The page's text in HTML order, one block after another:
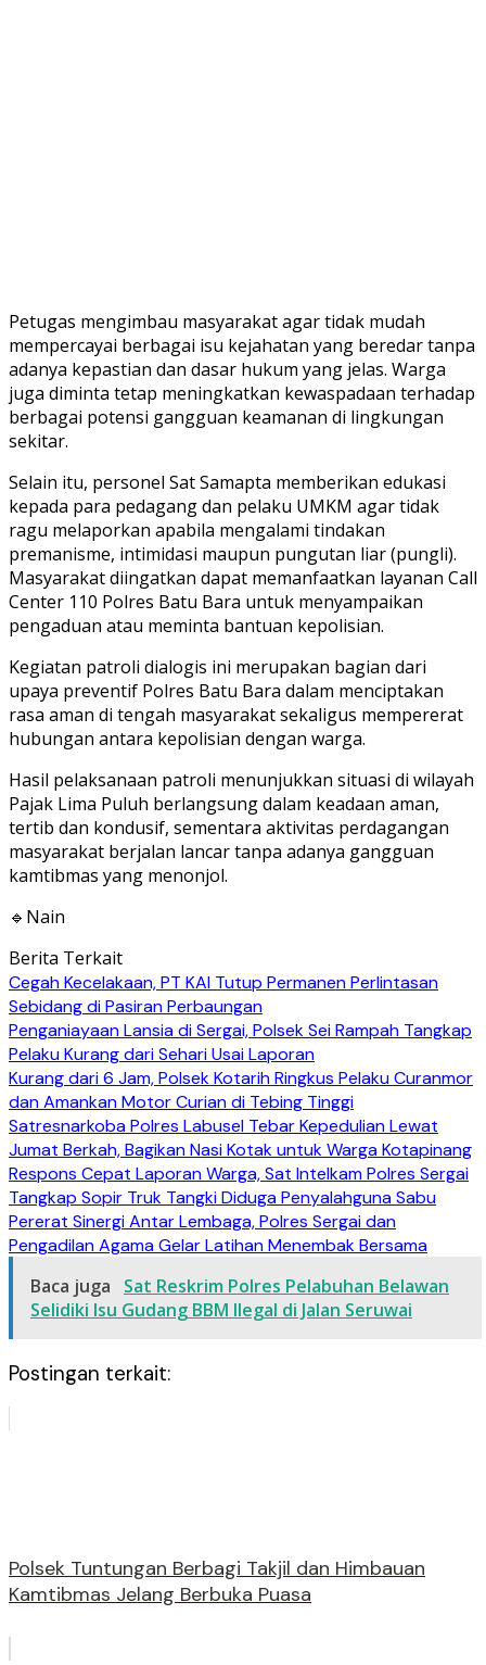
Petugas mengimbau masyarakat agar tidak mudah
mempercayai berbagai isu kejahatan yang beredar tanpa
adanya kepastian dan dasar hukum yang jelas. Warga
juga diminta tetap meningkatkan kewaspadaan terhadap
berbagai potensi gangguan keamanan di lingkungan
sekitar.
Selain itu, personel Sat Samapta memberikan edukasi
kepada para pedagang dan pelaku UMKM agar tidak
ragu melaporkan apabila mengalami tindakan
premanisme, intimidasi maupun pungutan liar (pungli).
Masyarakat diingatkan dapat memanfaatkan layanan Call
Center 110 Polres Batu Bara untuk menyampaikan
pengaduan atau meminta bantuan kepolisian.
Kegiatan patroli dialogis ini merupakan bagian dari
upaya preventif Polres Batu Bara dalam menciptakan
rasa aman di tengah masyarakat sekaligus mempererat
hubungan antara kepolisian dengan warga.
Hasil pelaksanaan patroli menunjukkan situasi di wilayah
Pajak Lima Puluh berlangsung dalam keadaan aman,
tertib dan kondusif, sementara aktivitas perdagangan
masyarakat berjalan lancar tanpa adanya gangguan
kamtibmas yang menonjol.
🔹Nain
Berita Terkait
Cegah Kecelakaan, PT KAI Tutup Permanen Perlintasan
Sebidang di Pasiran Perbaungan
Penganiayaan Lansia di Sergai, Polsek Sei Rampah Tangkap
Pelaku Kurang dari Sehari Usai Laporan
Kurang dari 6 Jam, Polsek Kotarih Ringkus Pelaku Curanmor
dan Amankan Motor Curian di Tebing Tinggi
Satresnarkoba Polres Labusel Tebar Kepedulian Lewat
Jumat Berkah, Bagikan Nasi Kotak untuk Warga Kotapinang
Respons Cepat Laporan Warga, Sat Intelkam Polres Sergai
Tangkap Sopir Truk Tangki Diduga Penyalahguna Sabu
Pererat Sinergi Antar Lembaga, Polres Sergai dan
Pengadilan Agama Gelar Latihan Menembak Bersama
Baca juga
Sat Reskrim Polres Pelabuhan Belawan
Selidiki Isu Gudang BBM Ilegal di Jalan Seruwai
Postingan terkait:
Polsek Tuntungan Berbagi Takjil dan Himbauan
Kamtibmas Jelang Berbuka Puasa